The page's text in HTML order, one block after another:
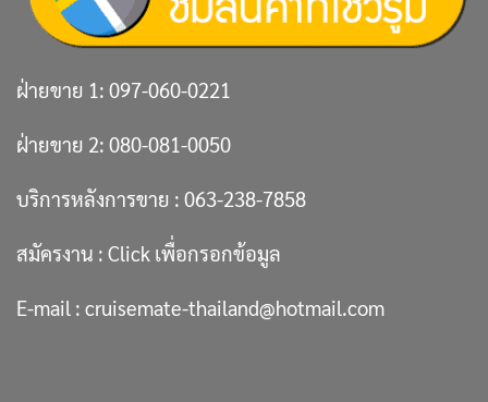
ฝ่ายขาย 1: 097-060-0221
ฝ่ายขาย 2: 080-081-0050
บริการหลังการขาย : 063-238-7858
สมัครงาน : Click เพื่อกรอกข้อมูล
E-mail : cruisemate-thailand@hotmail.com